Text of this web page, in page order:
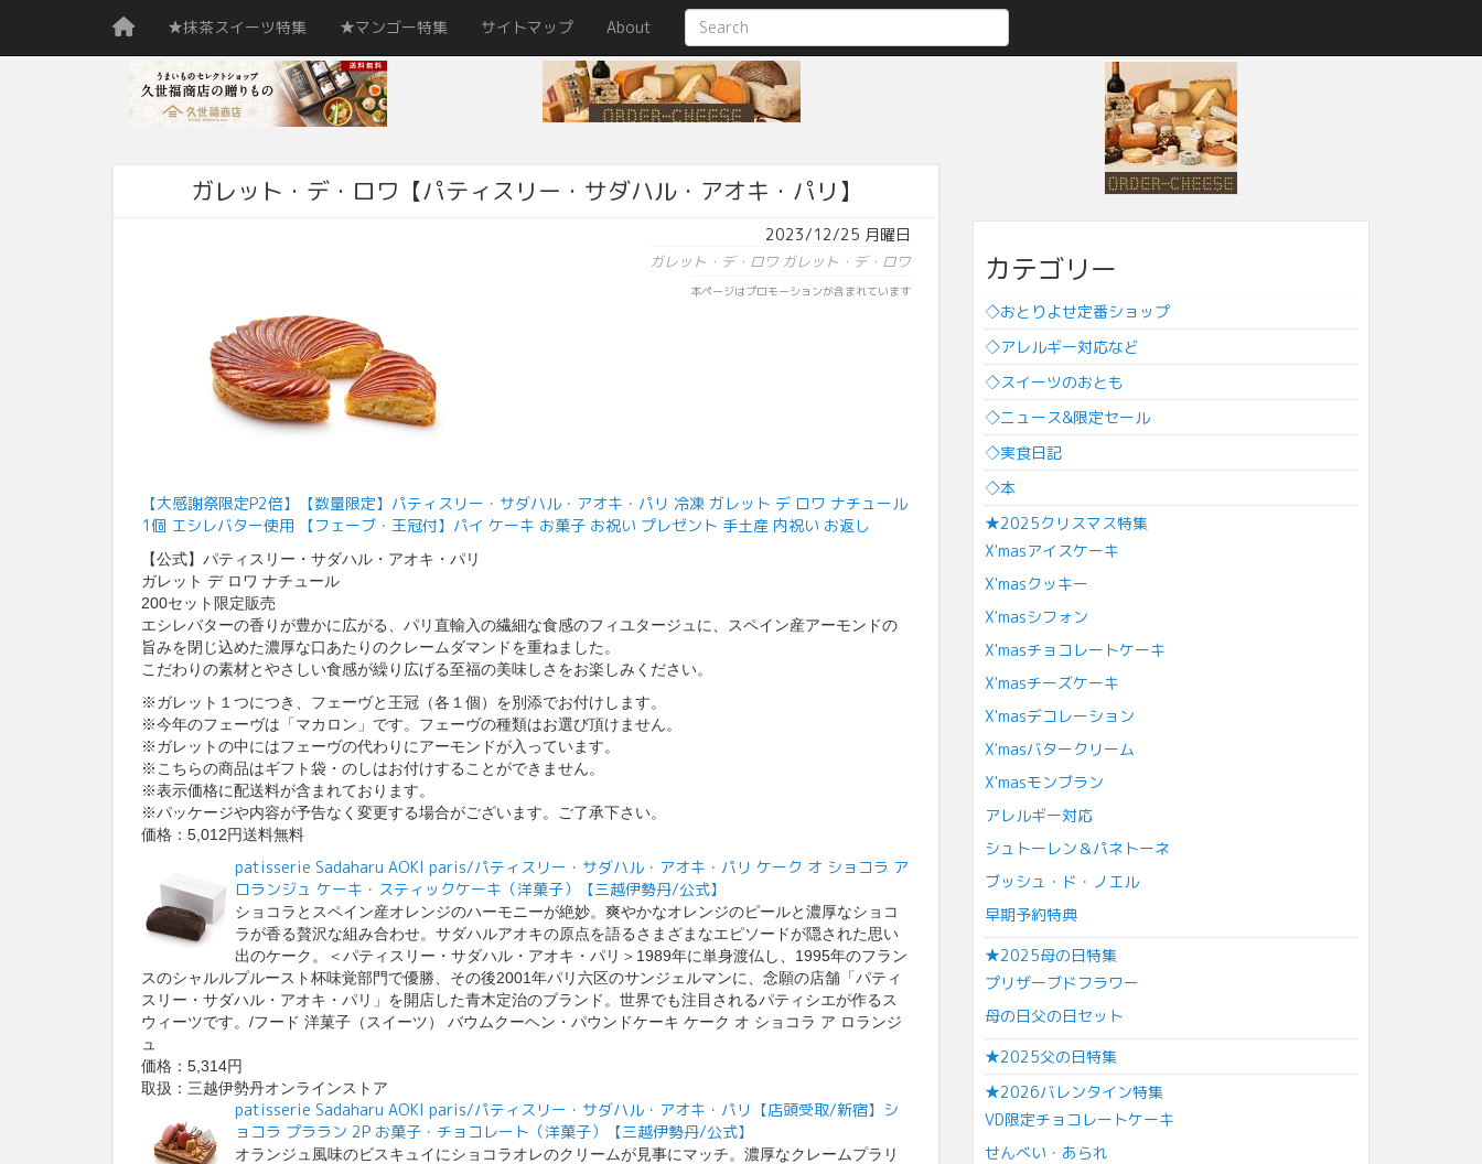
★抹茶スイーツ特集 ★マンゴー特集 サイトマップ About
ガレット・デ・ロワ【パティスリー・サダハル・アオキ・パリ】
2023/12/25 月曜日
ガレット・デ・ロワ ガレット・デ・ロワ
本ページはプロモーションが含まれています
【大感謝祭限定P2倍】【数量限定】パティスリー・サダハル・アオキ・パリ 冷凍 ガレット デ ロワ ナチュール
1個 エシレバター使用 【フェーブ・王冠付】パイ ケーキ お菓子 お祝い プレゼント 手土産 内祝い お返し
【公式】パティスリー・サダハル・アオキ・パリ
ガレット デ ロワ ナチュール
200セット限定販売
エシレバターの香りが豊かに広がる、パリ直輸入の繊細な食感のフィユタージュに、スペイン産アーモンドの
旨みを閉じ込めた濃厚な口あたりのクレームダマンドを重ねました。
こだわりの素材とやさしい食感が繰り広げる至福の美味しさをお楽しみください。
※ガレット１つにつき、フェーヴと王冠（各１個）を別添でお付けします。
※今年のフェーヴは「マカロン」です。フェーヴの種類はお選び頂けません。
※ガレットの中にはフェーヴの代わりにアーモンドが入っています。
※こちらの商品はギフト袋・のしはお付けすることができません。
※表示価格に配送料が含まれております。
※パッケージや内容が予告なく変更する場合がございます。ご了承下さい。
価格：5,012円送料無料
patisserie Sadaharu AOKI paris/パティスリー・サダハル・アオキ・パリ ケーク オ ショコラ ア
ロランジュ ケーキ・スティックケーキ（洋菓子）【三越伊勢丹/公式】
ショコラとスペイン産オレンジのハーモニーが絶妙。爽やかなオレンジのピールと濃厚なショコ
ラが香る贅沢な組み合わせ。サダハルアオキの原点を語るさまざまなエピソードが隠された思い
出のケーク。＜パティスリー・サダハル・アオキ・パリ＞1989年に単身渡仏し、1995年のフラン
スのシャルルプルースト杯味覚部門で優勝、その後2001年パリ六区のサンジェルマンに、念願の店舗「パティ
スリー・サダハル・アオキ・パリ」を開店した青木定治のブランド。世界でも注目されるパティシエが作るス
ウィーツです。/フード 洋菓子（スイーツ） バウムクーヘン・パウンドケーキ ケーク オ ショコラ ア ロランジ
ュ
価格：5,314円
取扱：三越伊勢丹オンラインストア
patisserie Sadaharu AOKI paris/パティスリー・サダハル・アオキ・パリ【店頭受取/新宿】シ
ョコラ プララン 2P お菓子・チョコレート（洋菓子）【三越伊勢丹/公式】
オランジュ風味のビスキュイにショコラオレのクリームが見事にマッチ。濃厚なクレームプラリ
カテゴリー
◇おとりよせ定番ショップ
◇アレルギー対応など
◇スイーツのおとも
◇ニュース&限定セール
◇実食日記
◇本
★2025クリスマス特集
X'masアイスケーキ
X'masクッキー
X'masシフォン
X'masチョコレートケーキ
X'masチーズケーキ
X'masデコレーション
X'masバタークリーム
X'masモンブラン
アレルギー対応
シュトーレン＆パネトーネ
ブッシュ・ド・ノエル
早期予約特典
★2025母の日特集
プリザーブドフラワー
母の日父の日セット
★2025父の日特集
★2026バレンタイン特集
VD限定チョコレートケーキ
せんべい・あられ